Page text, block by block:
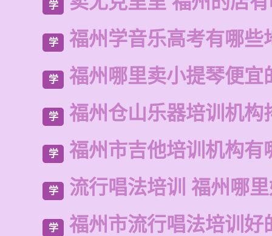
学
学 福州学音乐高考有哪些
学 福州哪里卖小提琴便宜
学 福州仓山乐器培训机构
学 福州市吉他培训机构有
学 流行唱法培训 福州哪
学 福州市流行唱法培训好